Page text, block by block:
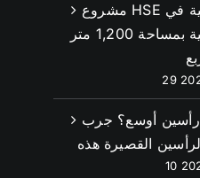
مشروع HSE لمعدات اللياقة البدنية في
إسبانيا: نادي لياقة بدنية بمساحة 1,200 متر
أوسع؟ جرب
القصيرة هذه